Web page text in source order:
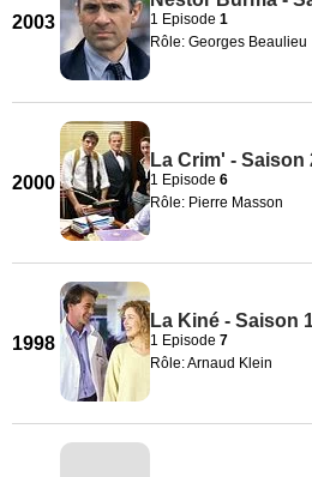
2003 1 Episode 1
Rôle: Georges Beaulieu
2000
La Crim' - Saison
1 Episode 6
Rôle: Pierre Masson
1998
La Kiné - Saison
1 Episode 7
Rôle: Arnaud Klein